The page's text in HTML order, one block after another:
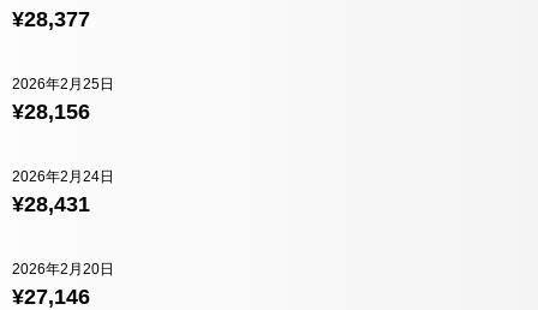
¥28,377
¥28,156
2026年2月25日
¥28,431
2026年2月24日
¥27,146
2026年2月20日